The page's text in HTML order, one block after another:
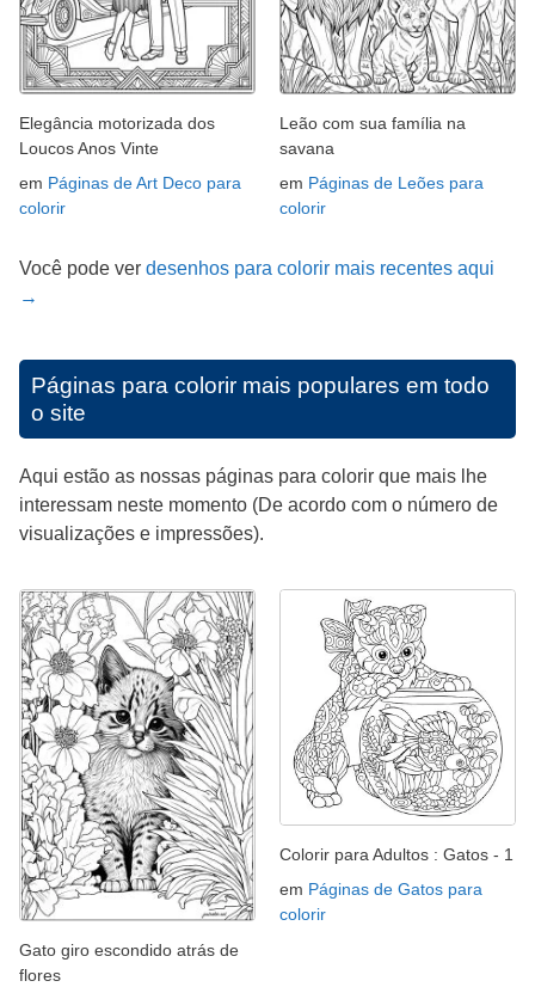
Elegância motorizada dos
Loucos Anos Vinte
em Páginas de Art Deco para
colorir
Leão com sua família na
savana
em Páginas de Leões para
colorir
Você pode ver desenhos para colorir mais recentes aqui
→
Páginas para colorir mais populares em todo
o site
Aqui estão as nossas páginas para colorir que mais lhe
interessam neste momento (De acordo com o número de
visualizações e impressões).
Gato giro escondido atrás de
flores
Colorir para Adultos : Gatos - 1
em Páginas de Gatos para
colorir